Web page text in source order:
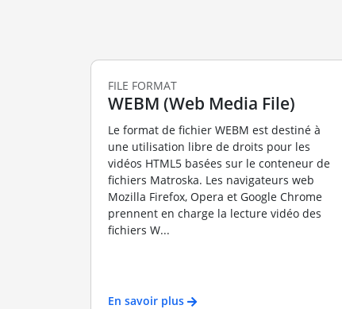
FILE FORMAT
WEBM (Web Media File)
Le format de fichier WEBM est destiné à
une utilisation libre de droits pour les
vidéos HTML5 basées sur le conteneur de
fichiers Matroska. Les navigateurs web
Mozilla Firefox, Opera et Google Chrome
prennent en charge la lecture vidéo des
fichiers W...
En savoir plus